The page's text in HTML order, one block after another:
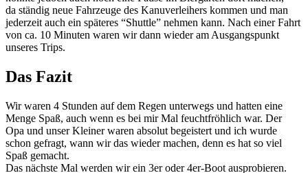
da ständig neue Fahrzeuge des Kanuverleihers kommen und man
jederzeit auch ein späteres “Shuttle” nehmen kann. Nach einer Fahrt
von ca. 10 Minuten waren wir dann wieder am Ausgangspunkt
unseres Trips.
Das Fazit
Wir waren 4 Stunden auf dem Regen unterwegs und hatten eine
Menge Spaß, auch wenn es bei mir Mal feuchtfröhlich war. Der
Opa und unser Kleiner waren absolut begeistert und ich wurde
schon gefragt, wann wir das wieder machen, denn es hat so viel
Spaß gemacht.
Das nächste Mal werden wir ein 3er oder 4er-Boot ausprobieren.